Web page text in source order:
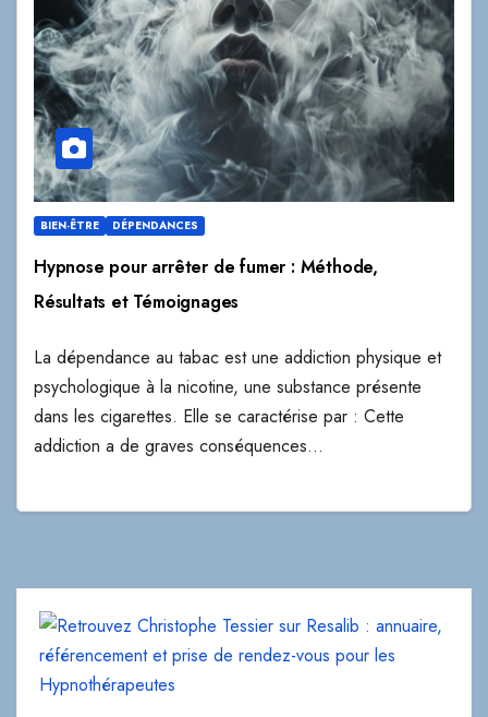
BIEN-ÊTRE DÉPENDANCES
Hypnose pour arrêter de fumer : Méthode,
Résultats et Témoignages
La dépendance au tabac est une addiction physique et
psychologique à la nicotine, une substance présente
dans les cigarettes. Elle se caractérise par : Cette
addiction a de graves conséquences…